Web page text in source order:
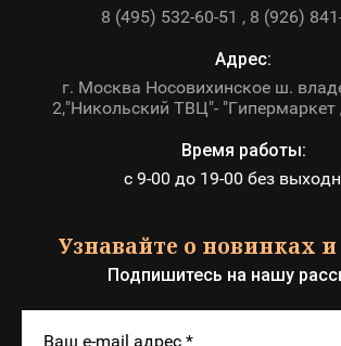
8 (495) 532-60-51
8 (926)
Адрес:
г. Москва Носовихинское ш.
2,"Никольский ТВЦ"-
Время работы:
с 9-00 до 19-00 без
Узнавайте о новинках
Подпишитесь на нашу